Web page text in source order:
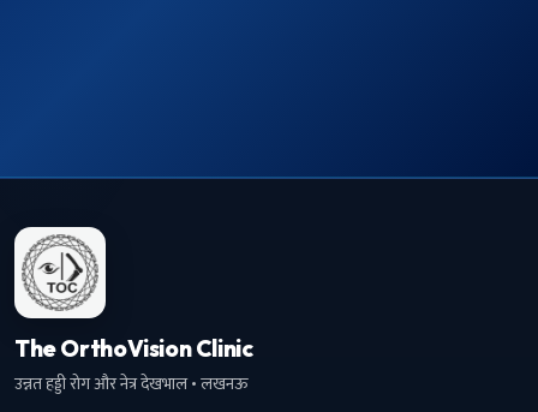
The OrthoVision Clinic
उन्नत हड्डी रोग और नेत्र देखभाल · लखनऊ